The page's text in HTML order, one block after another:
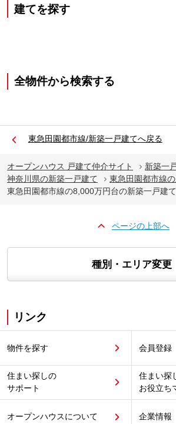
建てを探す
全物件から検索する
東急田園都市線/新築一戸建てへ戻る
オープンハウス 戸建て仲介サイト
新築一
神奈川県の新築一戸建て
東急田園都市線
東急田園都市線の8,000万円台の新築一戸建
ページの上部へ
種別・エリア変更
リンク
物件を探す 会員登録
住まい探しの
サポート
住まい探
お役立ち
オープンハウスについて 企業情報